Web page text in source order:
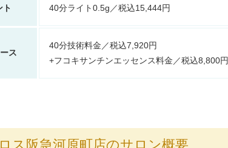
ト 40分ライト0.5g／税込15,444円
ス
40分技術料金／税込7,920円
+フコキサンチンエッセンス料金／税込8,800円
ス阪急河原町店のサロン概要